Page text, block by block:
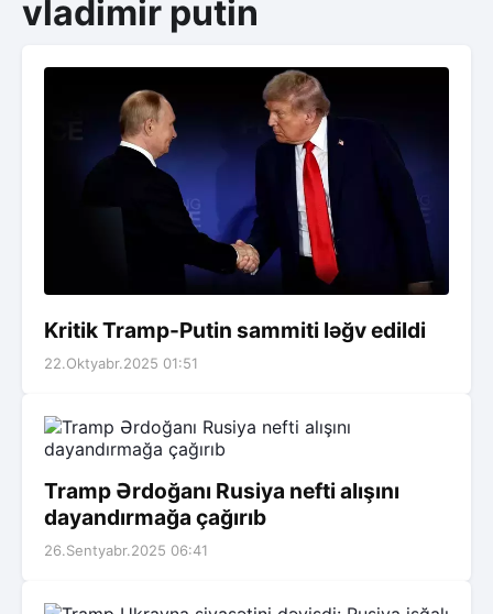
vladimir putin
Kritik Tramp-Putin sammiti ləğv edildi
22.Oktyabr.2025 01:51
Tramp Ərdoğanı Rusiya nefti alışını
dayandırmağa çağırıb
26.Sentyabr.2025 06:41